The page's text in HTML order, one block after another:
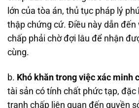
lớn của tòa án, thủ tục pháp lý
thập chứng cứ. Điều này dẫn đến
chấp phải chờ đợi lâu để nhận
cùng.
b. Khó khăn trong việc xác minh
tài sản có tính chất phức tạp, đặc
tranh chấp liên quan đến quyền